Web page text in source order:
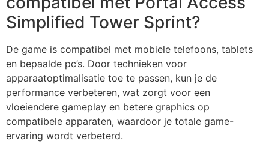
Simplified Tower Sprint?
De game is compatibel met mobiele telefoons, tablets
en bepaalde pc’s. Door technieken voor
apparaatoptimalisatie toe te passen, kun je de
performance verbeteren, wat zorgt voor een
vloeiendere gameplay en betere graphics op
compatibele apparaten, waardoor je totale game-
ervaring wordt verbeterd.